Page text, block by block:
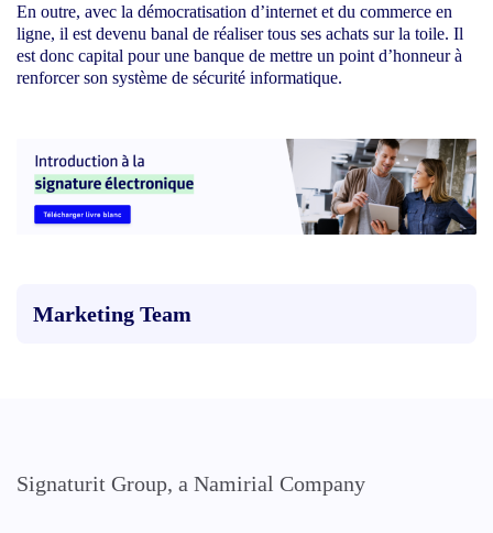
En outre, avec la démocratisation d’internet et du commerce en
ligne, il est devenu banal de réaliser tous ses achats sur la toile. Il
est donc capital pour une banque de mettre un point d’honneur à
renforcer son système de sécurité informatique.
Marketing Team
Signaturit Group, a Namirial Company